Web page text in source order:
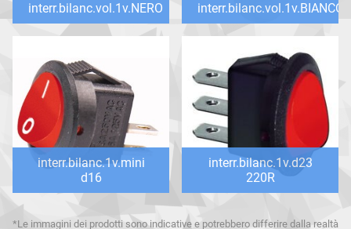
interr.bilanc.vol.1v.NERO interr.bilanc.vol.1v.BIANCO
interr.bilanc.1v.mini
d16
interr.bilanc.1v.d23
220R
*Le immagini dei prodotti sono indicative e potrebbero differire dalla realtà